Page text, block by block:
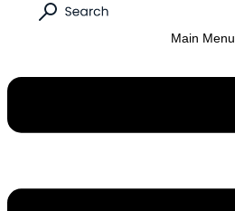
Main Menu